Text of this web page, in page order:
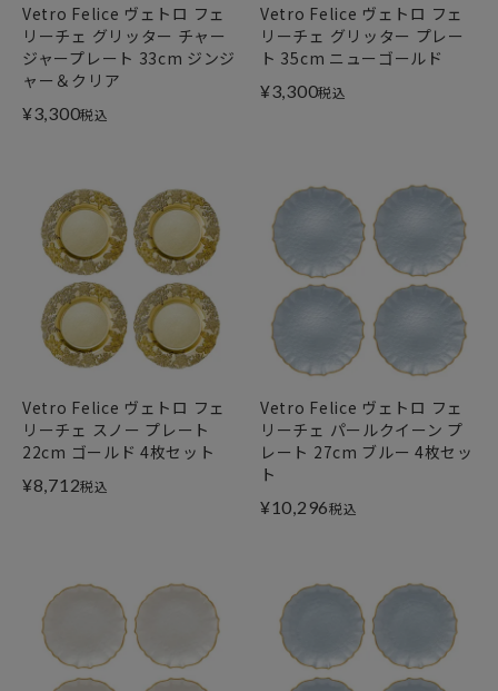
Vetro Felice ヴェトロ フェ
リーチェ グリッター チャー
ジャープレート 33cm ジンジ
ャー＆クリア
¥3,300税込
Vetro Felice ヴェトロ フェ
リーチェ グリッター プレー
ト 35cm ニューゴールド
¥3,300税込
Vetro Felice ヴェトロ フェ
リーチェ スノー プレート
22cm ゴールド 4枚セット
¥8,712税込
Vetro Felice ヴェトロ フェ
リーチェ パールクイーン プ
レート 27cm ブルー 4枚セッ
ト
¥10,296税込